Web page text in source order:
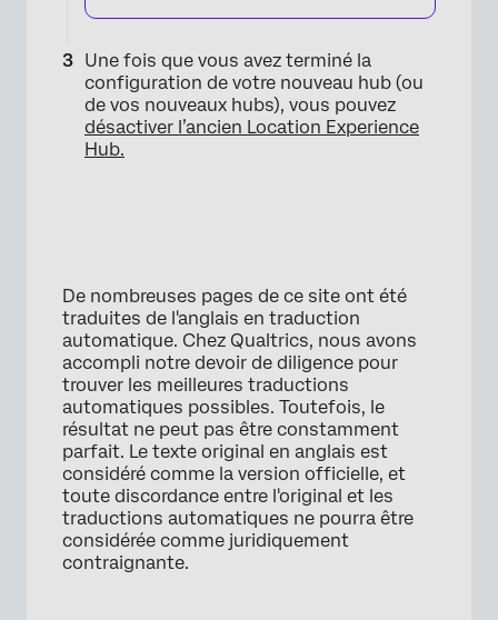
Une fois que vous avez terminé la
configuration de votre nouveau hub (ou
de vos nouveaux hubs), vous pouvez
désactiver l’ancien Location Experience
Hub.
De nombreuses pages de ce site ont été
traduites de l'anglais en traduction
automatique. Chez Qualtrics, nous avons
accompli notre devoir de diligence pour
trouver les meilleures traductions
automatiques possibles. Toutefois, le
résultat ne peut pas être constamment
parfait. Le texte original en anglais est
considéré comme la version officielle, et
toute discordance entre l'original et les
traductions automatiques ne pourra être
considérée comme juridiquement
contraignante.